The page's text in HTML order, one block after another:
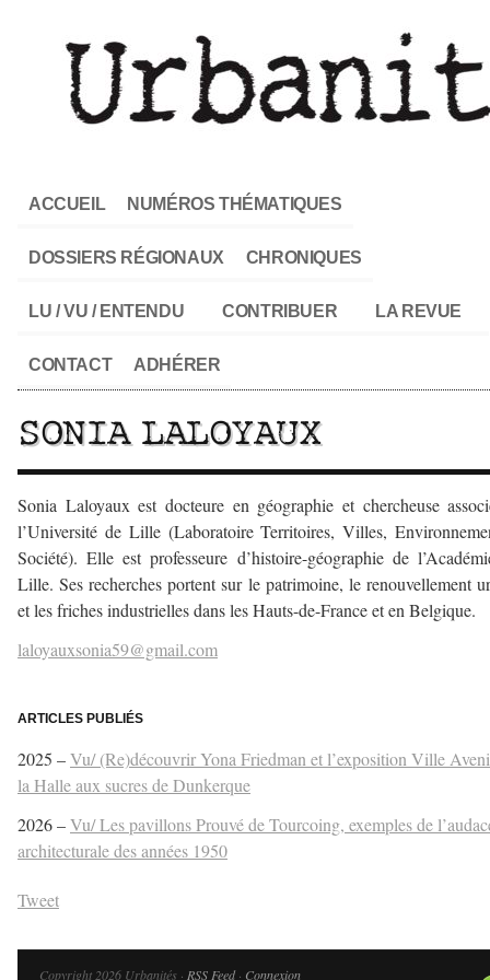
ACCUEIL NUMÉROS THÉMATIQUES
DOSSIERS RÉGIONAUX CHRONIQUES
LU / VU / ENTENDU CONTRIBUER LA REVUE
CONTACT ADHÉRER
SONIA LALOYAUX
Sonia Laloyaux est docteure en géographie et chercheuse
l’Université de Lille (Laboratoire Territoires, Villes,
Société). Elle est professeure d’histoire-géographie de
Lille. Ses recherches portent sur le patrimoine, le renouvellement
et les friches industrielles dans les Hauts-de-France et en Belgique.
laloyauxsonia59@gmail.com
ARTICLES PUBLIÉS
2025 –Vu/ (Re)découvrir Yona Friedman et l’exposition Ville
la Halle aux sucres de Dunkerque
2026 –Vu/ Les pavillons Prouvé de Tourcoing, exemples de
architecturale des années 1950
Tweet
Copyright 2026 Urbanités · RSS Feed· Connexion